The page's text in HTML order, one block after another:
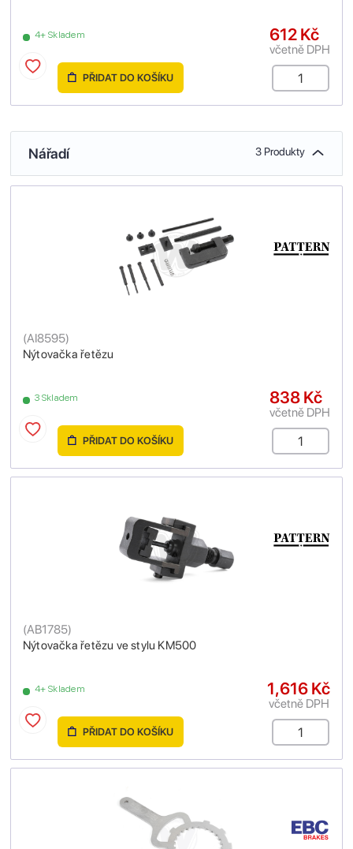
4+ Skladem 612 Kč
včetně DPH
PŘIDAT DO KOŠÍKU
Nářadí 3 Produkty
Nýtovačka řetězu
(AI8595)
3 Skladem 838 Kč
včetně DPH
PŘIDAT DO KOŠÍKU
Nýtovačka řetězu ve stylu KM500
(AB1785)
4+ Skladem 1,616 Kč
včetně DPH
PŘIDAT DO KOŠÍKU